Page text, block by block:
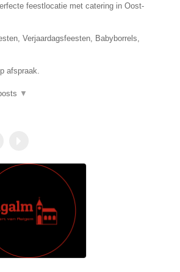
feestlocatie met catering in Oost-
Verjaardagsfeesten, Babyborrels,
afspraak.
▼